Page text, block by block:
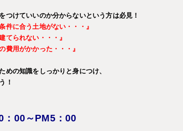
つけていいのか分からないという方は必見！
件に合う土地がない・・・』
てられない・・・』
費用がかかった・・・』
めの知識をしっかりと身につけ、
！
00～PM5：00